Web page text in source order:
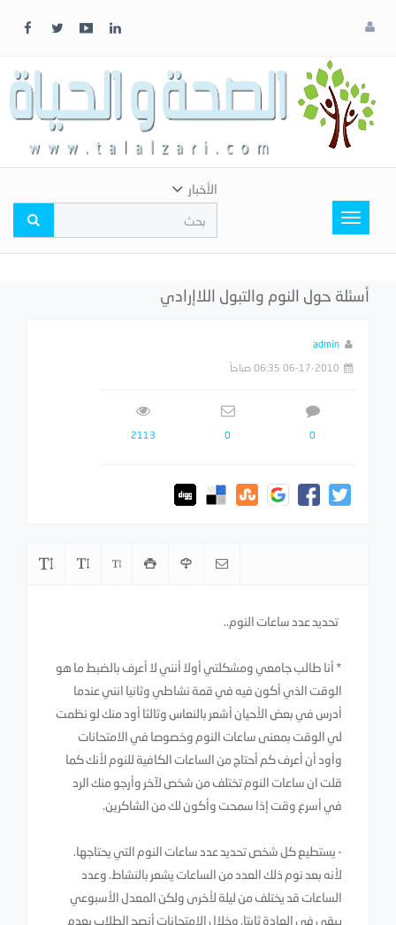
لونك
المفضل
Toggle
navigation
الأخبار
أسئلة حول النوم والتبول اللاإرادي
admin
06-17-2010 06:35 صباحاً
0
0
2113
تحديد عدد ساعات النوم..
* أنا طالب جامعي ومشكلتي أولا أنني لا أعرف بالضبط ما هو
الوقت الذي أكون فيه في قمة نشاطي وثانيا انني عندما
أدرس في بعض الأحيان أشعر بالنعاس وثالثا أود منك لو نظمت
لي الوقت بمعنى ساعات النوم وخصوصا في الامتحانات
وأود أن أعرف كم أحتاج من الساعات الكافية للنوم لأنك كما
قلت ان ساعات النوم تختلف من شخص لآخر وأرجو منك الرد
في أسرع وقت إذا سمحت وأكون لك من الشاكرين.
- يستطيع كل شخص تحديد عدد ساعات النوم التي يحتاجها.
لأنه بعد نوم ذلك العدد من الساعات يشعر بالنشاط. وعدد
الساعات قد يختلف من ليلة لأخرى ولكن المعدل الأسبوعي
يبقى في العادة ثابتا. وخلال الامتحانات أنصح الطلاب بعدم